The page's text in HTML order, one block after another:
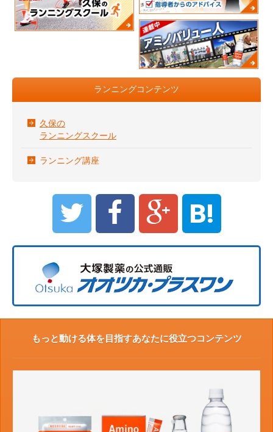
ランニングコンテンツ
久保の
ランニングスクール
ランニング講座
B!
もっと動ける体を目指すあなたに役立つコンテンツ